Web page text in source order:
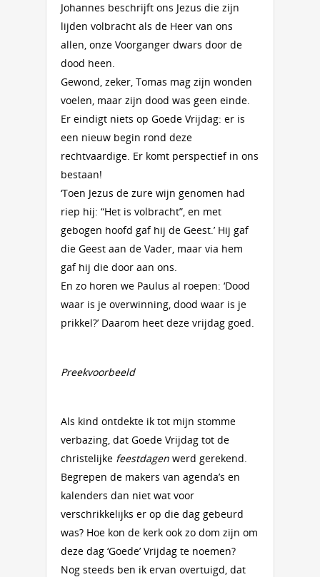
Johannes beschrijft ons Jezus die zijn
lijden volbracht als de Heer van ons
allen, onze Voorganger dwars door de
dood heen.
Gewond, zeker, Tomas mag zijn wonden
voelen, maar zijn dood was geen einde.
Er eindigt niets op Goede Vrijdag: er is
een nieuw begin rond deze
rechtvaardige. Er komt perspectief in ons
bestaan!
‘Toen Jezus de zure wijn genomen had
riep hij: “Het is volbracht”, en met
gebogen hoofd gaf hij de Geest.’ Hij gaf
die Geest aan de Vader, maar via hem
gaf hij die door aan ons.
En zo horen we Paulus al roepen: ‘Dood
waar is je overwinning, dood waar is je
prikkel?’ Daarom heet deze vrijdag goed.
Preekvoorbeeld
Als kind ontdekte ik tot mijn stomme
verbazing, dat Goede Vrijdag tot de
christelijke feestdagen werd gerekend.
Begrepen de makers van agenda’s en
kalenders dan niet wat voor
verschrikkelijks er op die dag gebeurd
was? Hoe kon de kerk ook zo dom zijn om
deze dag ‘Goede’ Vrijdag te noemen?
Nog steeds ben ik ervan overtuigd, dat